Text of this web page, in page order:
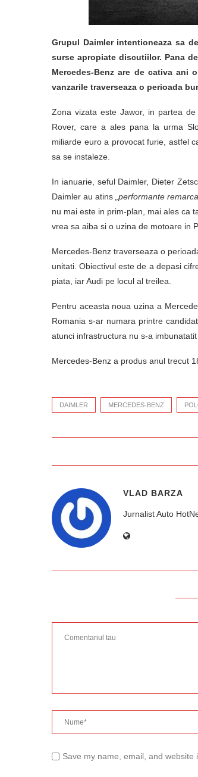
Grupul Daimler intentioneaza sa
surse apropiate discutiilor. Pana
Mercedes-Benz are de cativa
vanzarile traverseaza o perioada
Zona vizata este Jawor, in partea
Rover, care a ales pana la urma
miliarde euro a provocat furie, astfel
sa se instaleze.
In ianuarie, seful Daimler, Dieter
Daimler au atins „performante
nu mai este in prim-plan, mai ales ca
vrea sa aiba si o uzina de motoare in
Mercedes-Benz traverseaza o
unitati. Obiectivul este de a depasi
piata, iar Audi pe locul al treilea.
Pentru aceasta noua uzina a
Romania s-ar numara printre
atunci infrastructura nu s-a
Mercedes-Benz a produs anul trecut
DAIMLER MERCEDES-BENZ
VLAD BARZA
Jurnalist Auto
Save my name, email, and